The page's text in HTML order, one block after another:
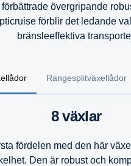
övergripande
förblir det ledande
bränsleeffektiva
Rangesplitväxellådor
8 växlar
fördelen med den här
Den är robust och